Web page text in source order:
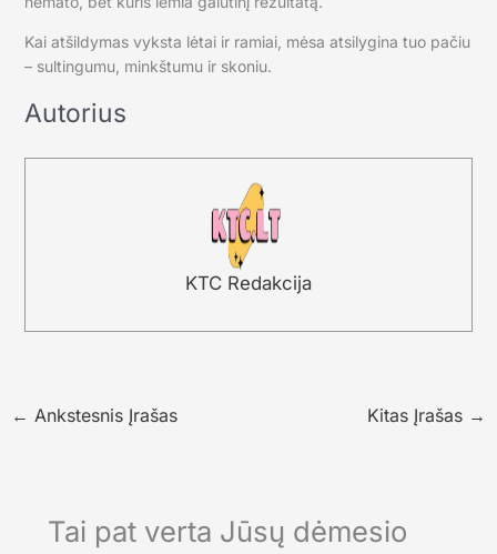
Kai atšildymas vyksta lėtai ir ramiai, mėsa atsilygina tuo pačiu
– sultingumu, minkštumu ir skoniu.
Autorius
KTC Redakcija
← Ankstesnis Įrašas Kitas Įrašas →
Tai pat verta Jūsų dėmesio